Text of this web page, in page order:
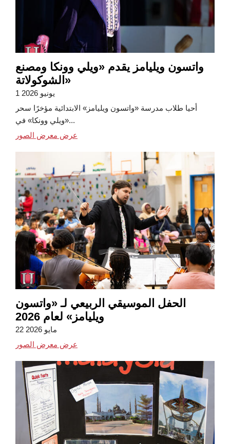
واتسون ويليامز يقدم «ويلي وونكا ومصنع
الشوكولاتة»
1 يونيو 2026
أحيا طلاب مدرسة «واتسون ويليامز» الابتدائية مؤخرًا سحر
«ويلي وونكا» في...
عرض معرض الصور
الحفل الموسيقي الربيعي لـ «واتسون
ويليامز» لعام 2026
22 مايو 2026
عرض معرض الصور